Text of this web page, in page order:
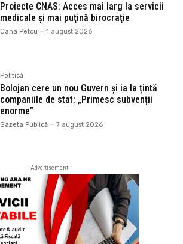
Proiecte CNAS: Acces mai larg la servicii
medicale și mai puţină birocraţie
Oana Petcu - 1 august 2026
Politică
Bolojan cere un nou Guvern și ia la țintă
companiile de stat: „Primesc subvenții
enorme”
Gazeta Publică - 7 august 2026
- Advertisement -